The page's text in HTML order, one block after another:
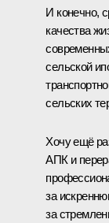
И конечно,
качества
сельской
сельских
Хочу ещё
АПК и
за
за